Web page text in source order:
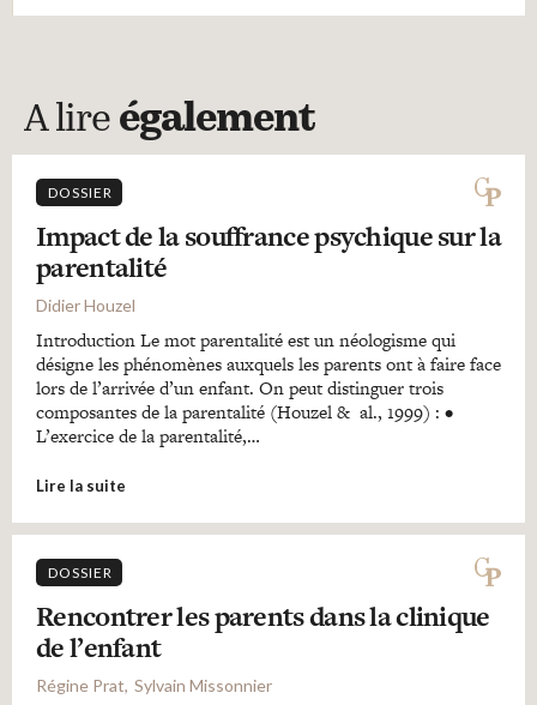
A lire également
DOSSIER
Impact de la souffrance psychique sur la
parentalité
Didier Houzel
Introduction Le mot parentalité est un néologisme qui
désigne les phénomènes auxquels les parents ont à faire face
lors de l’arrivée d’un enfant. On peut distinguer trois
composantes de la parentalité (Houzel & al., 1999) : •
L’exercice de la parentalité,…
Lire la suite
DOSSIER
Rencontrer les parents dans la clinique
de l’enfant
Régine Prat Sylvain Missonnier